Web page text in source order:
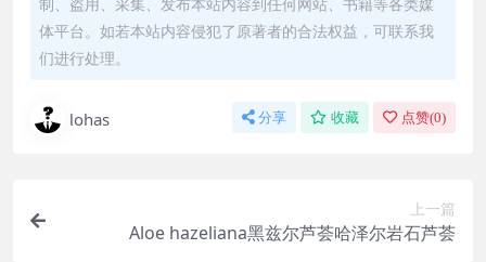
体平台。如若本站内容侵犯了原著者的合法权益，可联系我
们进行处理。
lohas 分享 收藏 点赞(0)
上一篇
Aloe hazeliana黑兹尔芦荟哈泽尔岩石芦荟